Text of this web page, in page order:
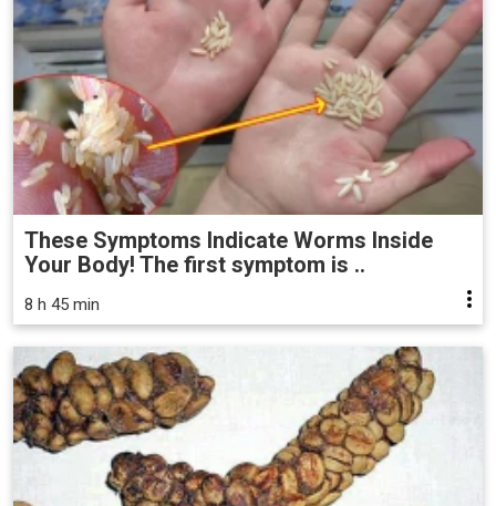
These Symptoms Indicate Worms Inside
Your Body! The first symptom is ..
8 h 45 min